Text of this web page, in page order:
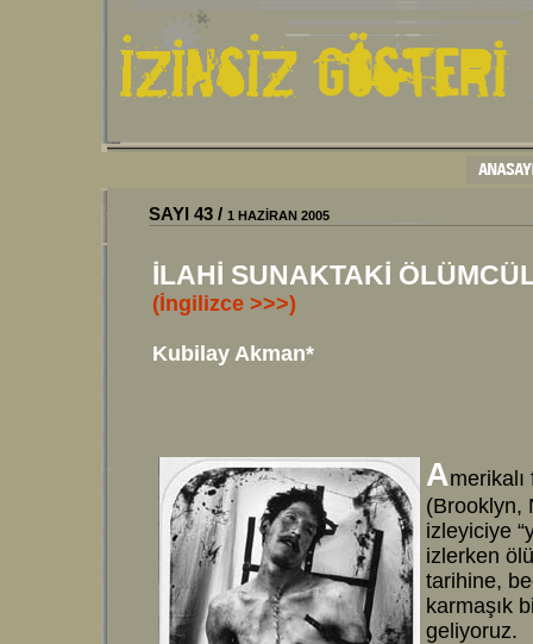
SAYI 43 / 1 HAZİRAN 2005
İLAHİ SUNAKTAKİ
(İngilizce >>>)
Kubilay Akman*
A
(Brooklyn,
izleyiciye
izlerken
tarihine,
karmaşık
geliyoruz.